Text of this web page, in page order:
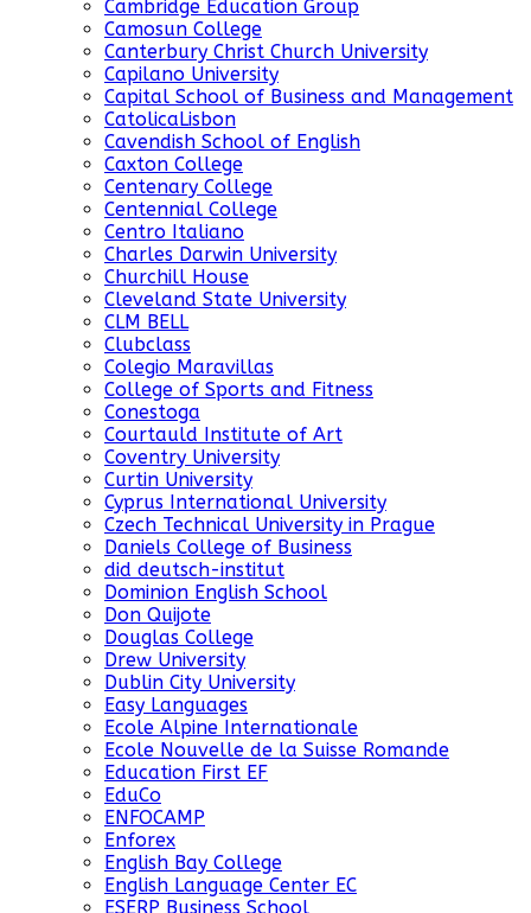
Cambridge Education Group
Camosun College
Canterbury Christ Church University
Capilano University
Capital School of Business and Management
CatolicaLisbon
Cavendish School of English
Caxton College
Centenary College
Centennial College
Centro Italiano
Charles Darwin University
Churchill House
Cleveland State University
CLM BELL
Clubclass
Colegio Maravillas
College of Sports and Fitness
Conestoga
Courtauld Institute of Art
Coventry University
Curtin University
Cyprus International University
Czech Technical University in Prague
Daniels College of Business
did deutsch-institut
Dominion English School
Don Quijote
Douglas College
Drew University
Dublin City University
Easy Languages
Ecole Alpine Internationale
Ecole Nouvelle de la Suisse Romande
Education First EF
EduCo
ENFOCAMP
Enforex
English Bay College
English Language Center EC
ESERP Business School